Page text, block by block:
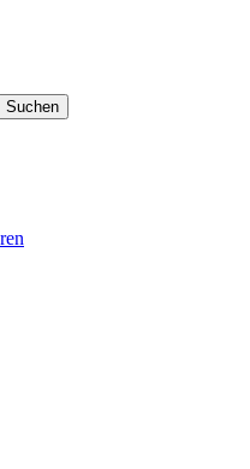
Suchen